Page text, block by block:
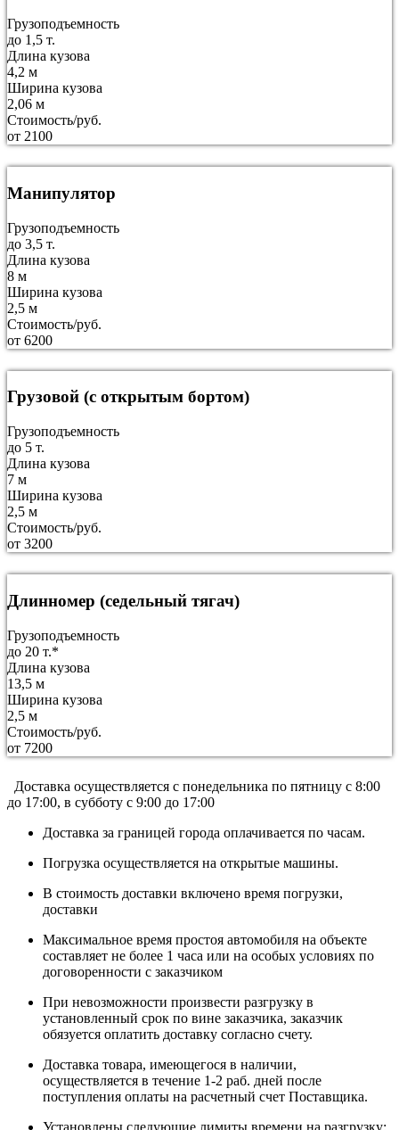
Грузоподъемность
до 1,5 т.
Длина кузова
4,2 м
Ширина кузова
2,06 м
Стоимость/руб.
от 2100
Манипулятор
Грузоподъемность
до 3,5 т.
Длина кузова
8 м
Ширина кузова
2,5 м
Стоимость/руб.
от 6200
Грузовой (с открытым бортом)
Грузоподъемность
до 5 т.
Длина кузова
7 м
Ширина кузова
2,5 м
Стоимость/руб.
от 3200
Длинномер (седельный тягач)
Грузоподъемность
до 20 т.*
Длина кузова
13,5 м
Ширина кузова
2,5 м
Стоимость/руб.
от 7200
Доставка осуществляется c понедельника по пятницу с 8:00
до 17:00, в субботу с 9:00 до 17:00
Доставка за границей города оплачивается по часам.
Погрузка осуществляется на открытые машины.
В стоимость доставки включено время погрузки,
доставки
Максимальное время простоя автомобиля на объекте
составляет не более 1 часа или на особых условиях по
договоренности с заказчиком
При невозможности произвести разгрузку в
установленный срок по вине заказчика, заказчик
обязуется оплатить доставку согласно счету.
Доставка товара, имеющегося в наличии,
осуществляется в течение 1-2 раб. дней после
поступления оплаты на расчетный счет Поставщика.
Установлены следующие лимиты времени на разгрузку: